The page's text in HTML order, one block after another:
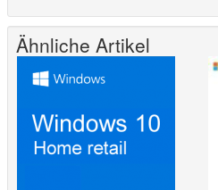
Ähnliche Artikel